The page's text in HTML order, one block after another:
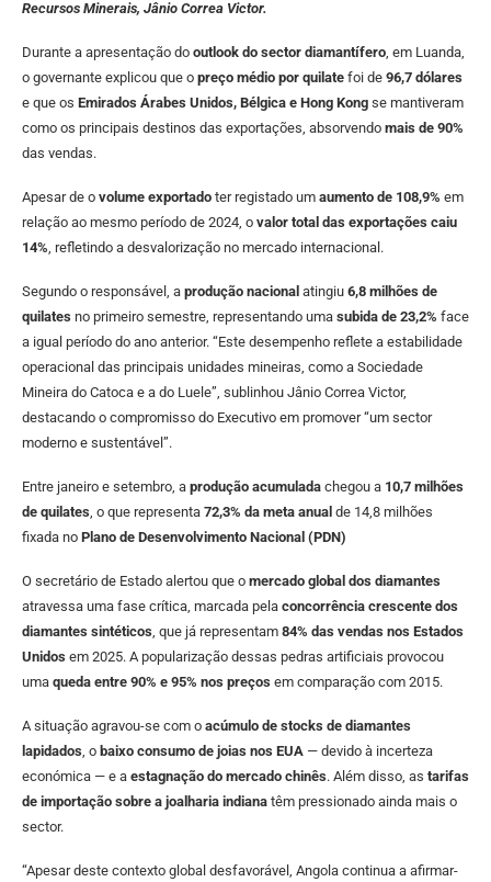
Recursos Minerais, Jânio Correa Victor.
Durante a apresentação do outlook do sector diamantífero , em Luanda,
o governante explicou que o preço médio por quilate foi de 96,7 dólares
e que os Emirados Árabes Unidos, Bélgica e Hong Kong se mantiveram
como os principais destinos das exportações, absorvendo mais de 90%
das vendas.
Apesar de o volume exportado ter registado um aumento de 108,9% em
relação ao mesmo período de 2024, o valor total das exportações caiu
14% , refletindo a desvalorização no mercado internacional.
Segundo o responsável, a produção nacional atingiu 6,8 milhões de
quilates no primeiro semestre, representando uma subida de 23,2% face
a igual período do ano anterior. “Este desempenho reflete a estabilidade
operacional das principais unidades mineiras, como a Sociedade
Mineira do Catoca e a do Luele”, sublinhou Jânio Correa Victor,
destacando o compromisso do Executivo em promover “um sector
moderno e sustentável”.
Entre janeiro e setembro, a produção acumulada chegou a 10,7 milhões
de quilates , o que representa 72,3% da meta anual de 14,8 milhões
fixada no Plano de Desenvolvimento Nacional (PDN)
O secretário de Estado alertou que o mercado global dos diamantes
atravessa uma fase crítica, marcada pela concorrência crescente dos
diamantes sintéticos , que já representam 84% das vendas nos Estados
Unidos em 2025. A popularização dessas pedras artificiais provocou
uma queda entre 90% e 95% nos preços em comparação com 2015.
A situação agravou-se com o acúmulo de stocks de diamantes
lapidados , o baixo consumo de joias nos EUA — devido à incerteza
económica — e a estagnação do mercado chinês. Além disso, as tarifas
de importação sobre a joalharia indiana têm pressionado ainda mais o
sector.
“Apesar deste contexto global desfavorável, Angola continua a afirmar-